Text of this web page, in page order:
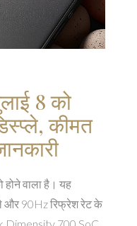
8 को
कीमत
वाला है। यह
और 90Hz रिफ्रेश रेट के